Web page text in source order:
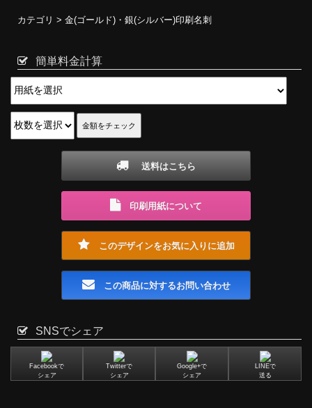
カテゴリ > 金(ゴールド)・銀(シルバー)印刷名刺
簡単料金計算
送料はこちら
印刷用紙について
このデザインをお気に入りに追加
この商品に対するお問い合わせ
SNSでシェア
Facebookで
シェア
Twitterで
シェア
Google+で
シェア
LINEで
送る